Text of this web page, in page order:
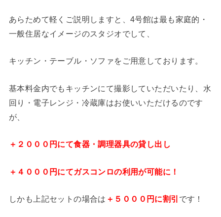
あらためて軽くご説明しますと、4号館は最も家庭的・
一般住居なイメージのスタジオでして、
キッチン・テーブル・ソファをご用意しております。
基本料金内でもキッチンにて撮影していただいたり、水
回り・電子レンジ・冷蔵庫はお使いいただけるのです
が、
＋２０００円にて食器・調理器具の貸し出し
＋４０００円にてガスコンロの利用が可能に！
しかも上記セットの場合は ＋５０００円に割引 です！